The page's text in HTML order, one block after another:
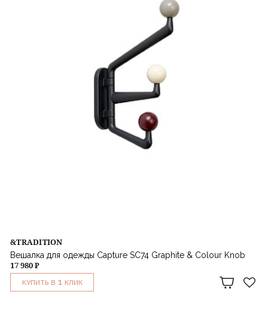
&TRADITION
Вешалка для одежды Capture SC74 Graphite & Colour Knob
17 980 ₽
КУПИТЬ В 1 КЛИК